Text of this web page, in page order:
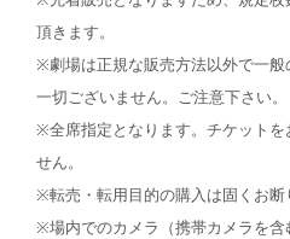
頂きます。
※劇場は正規な販売方法以外で一
一切ございません。ご注意下さい。
※全席指定となります。チケットを
せん。
※転売・転用目的の購入は固くお断
※場内でのカメラ（携帯カメラを